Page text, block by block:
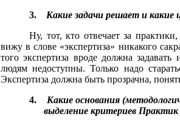
3. Какие задачи решает и какие
Ну, тот, кто отвечает за
вижу в слове «экспертиза» никакого
того экспертиза вроде должна
людям недоступны. Только надо
Экспертиза должна быть прозрачна,
4. Какиеоснования
выделение критериев